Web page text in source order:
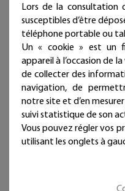
Chaque bijou de mur
pochette prête à offrir
artisanale et française !
Deux à trois punaises
(noir mat diamètre 11
Ces articles sont
Tous les Bijoux de Mur
Lors de la consultation
susceptibles d’être
téléphone portable ou
Un « cookie » est un
appareil à l’occasion de
de collecter des
navigation, de
notre site et d’en
suivi statistique de son
Vous pouvez régler vos
utilisant les onglets à